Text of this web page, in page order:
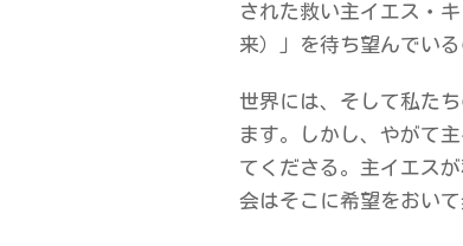
された救い主イエス・
来）」を待ち望んでいる
世界には、そして私た
ます。しかし、やがて
てくださる。主イエス
会はそこに希望をおいて